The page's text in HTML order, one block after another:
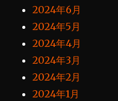
2024年6月
2024年5月
2024年4月
2024年3月
2024年2月
2024年1月